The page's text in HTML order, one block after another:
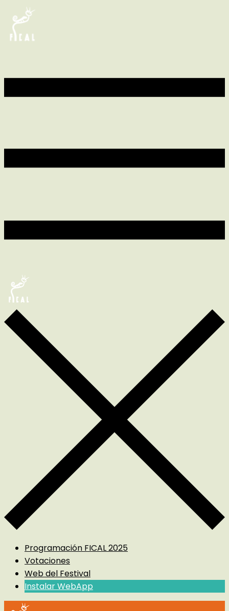
Programación FICAL 2025
Votaciones
Web del Festival
Instalar WebApp